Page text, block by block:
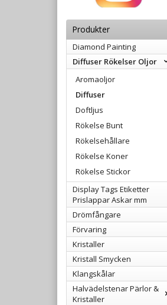
Produkter
Diamond Painting
Diffuser Rökelser Oljor
Aromaoljor
Diffuser
Doftljus
Rökelse Bunt
Rökelsehållare
Rökelse Koner
Rökelse Stickor
Display Tags Etiketter
Prislappar Askar mm
Drömfångare
Förvaring
Kristaller
Kristall Smycken
Klangskålar
Halvädelstenar Pärlor &
Kristaller